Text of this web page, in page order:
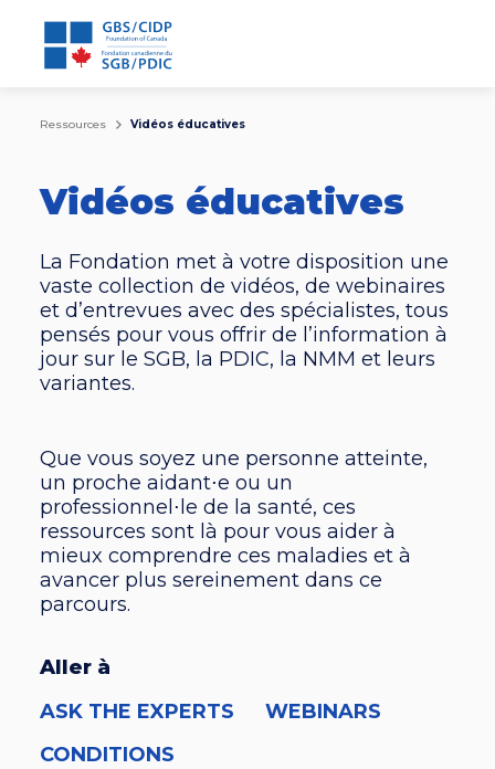
Ressources Vidéos éducatives
Vidéos éducatives
La Fondation met à votre disposition une
vaste collection de vidéos, de webinaires
et d’entrevues avec des spécialistes, tous
pensés pour vous offrir de l’information à
jour sur le SGB, la PDIC, la NMM et leurs
variantes.
Que vous soyez une personne atteinte,
un proche aidant⋅e ou un
professionnel⋅le de la santé, ces
ressources sont là pour vous aider à
mieux comprendre ces maladies et à
avancer plus sereinement dans ce
parcours.
Aller à
ASK THE EXPERTS
WEBINARS
CONDITIONS